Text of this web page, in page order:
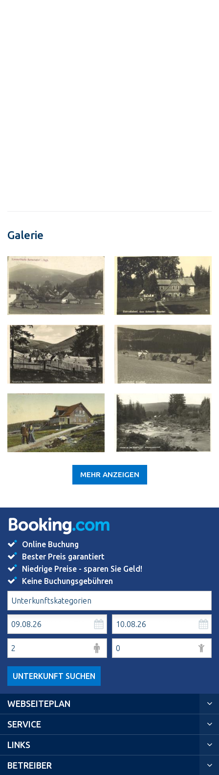
Galerie
MEHR ANZEIGEN
Online Buchung
Bester Preis garantiert
Niedrige Preise - sparen Sie Geld!
Keine Buchungsgebühren
UNTERKUNFT SUCHEN
WEBSEITEPLAN
SERVICE
LINKS
BETREIBER